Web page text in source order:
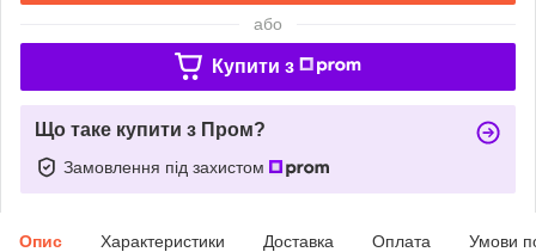
або
Купити з
Що таке купити з Пром?
Замовлення під захистом
Опис Характеристики Доставка Оплата Умови